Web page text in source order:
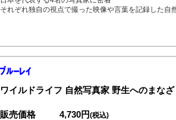
それぞれ独自の視点で撮った映像や言葉を記録した自
ワイルドライフ 自然写真家 野生へのまな
販売価格 4,730円(税込)